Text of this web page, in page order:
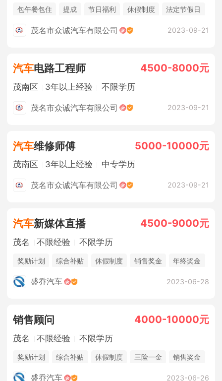
包午餐包住 提成 节日福利 休假制度 法定节假日
茂名市众诚汽车有限公司 2023-09-21
汽车电路工程师 4500-8000元
茂南区 3年以上经验 不限学历
茂名市众诚汽车有限公司 2023-09-21
汽车维修师傅 5000-10000元
茂南区 3年以上经验 中专学历
茂名市众诚汽车有限公司 2023-09-21
汽车新媒体直播 4500-9000元
茂名 不限经验 不限学历
奖励计划 综合补贴 休假制度 销售奖金
年终奖金
五险一金
盛乔汽车 2023-06-28
销售顾问 4000-10000元
茂名 不限经验 不限学历
奖励计划 综合补贴 休假制度 三险一金
销售奖金
年终奖金
盛乔汽车 2023-06-26